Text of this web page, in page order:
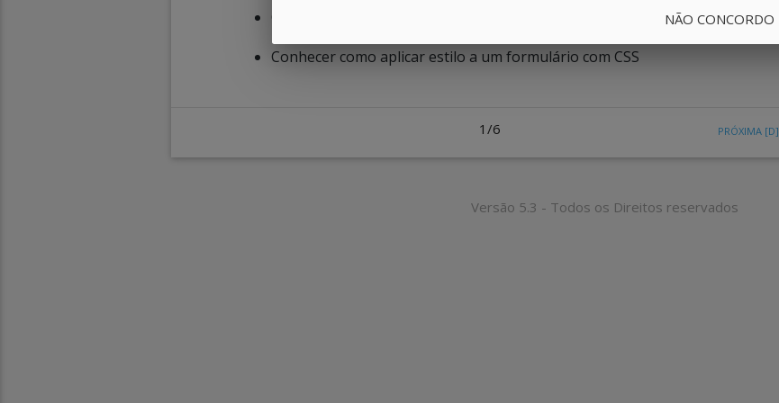
NÃO CONCORDO
Conhecer como aplicar estilo a um formulário com CSS
1/6 PRÓXIMA [D]
Versão 5.3 - Todos os Direitos reservados